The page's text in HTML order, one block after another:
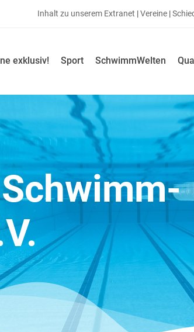
Inhalt zu unserem Extranet |Vereine |
exklusiv! Sport SchwimmWelten